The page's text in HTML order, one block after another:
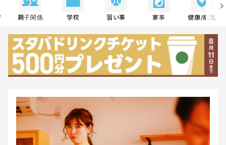
親子関係 学校 習い事 家事 健康/病気